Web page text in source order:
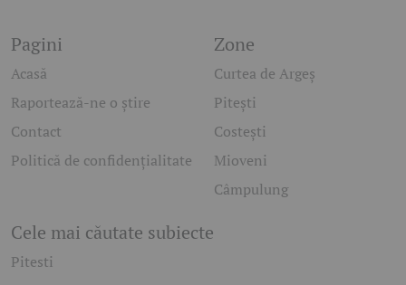
Pagini
Acasă
Raportează-ne o știre
Contact
Politică de confidențialitate
Zone
Curtea de Argeș
Pitești
Costești
Mioveni
Câmpulung
Cele mai căutate subiecte
Pitesti